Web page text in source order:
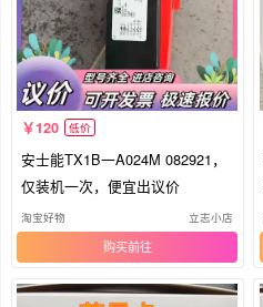
120 低价
安士能TX1B一A024M 082921，
仅装机一次，便宜出议价
淘宝好物 立志小店
购买